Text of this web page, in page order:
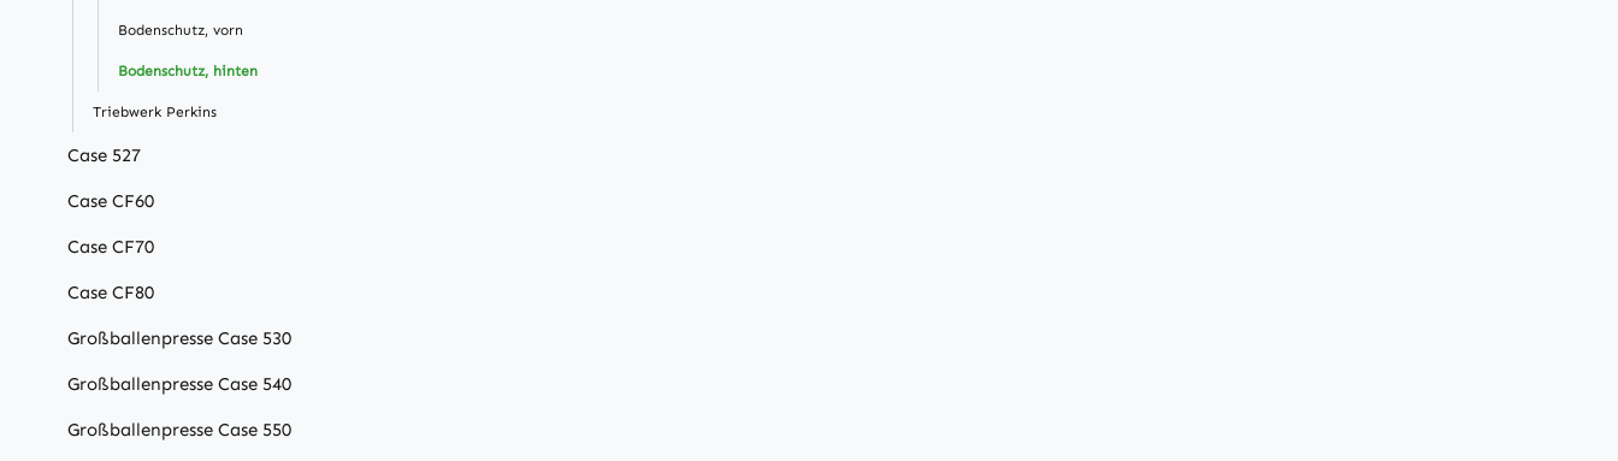
Bodenschutz, vorn
Bodenschutz, hinten
Triebwerk Perkins
Case 527
Case CF60
Case CF70
Case CF80
Großballenpresse Case 530
Großballenpresse Case 540
Großballenpresse Case 550